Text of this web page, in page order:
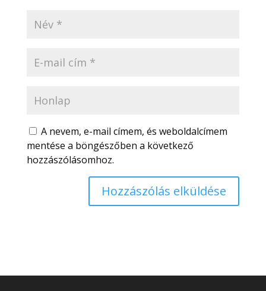
A nevem, e-mail címem, és weboldalcímem
mentése a böngészőben a következő
hozzászólásomhoz.